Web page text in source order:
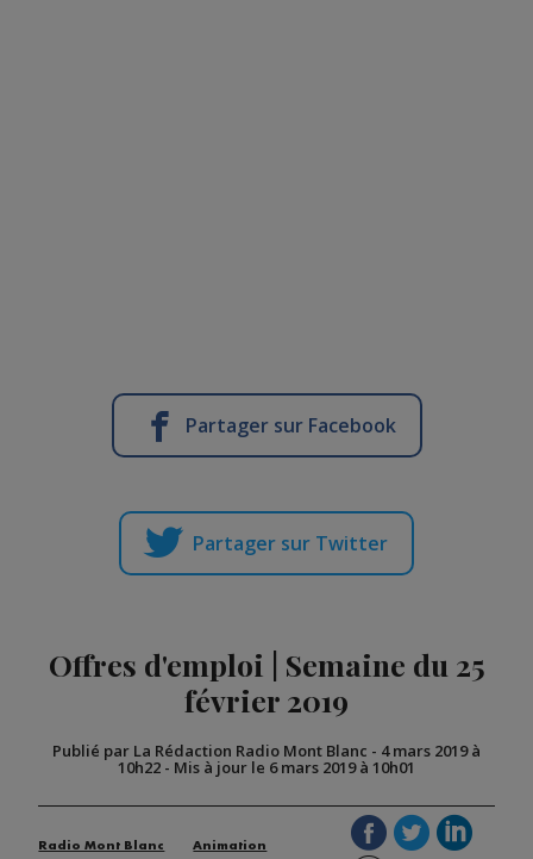
Partager sur Facebook
Partager sur Twitter
Offres d'emploi | Semaine du 25
février 2019
Publié par La Rédaction Radio Mont Blanc - 4 mars 2019 à
10h22 - Mis à jour le 6 mars 2019 à 10h01
Radio Mont Blanc
Animation